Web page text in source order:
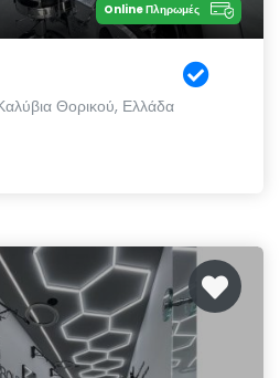
Online Πληρωμές
Θορικού, Ελλάδα